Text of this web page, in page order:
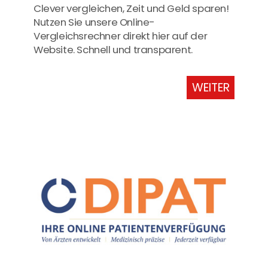
Clever vergleichen, Zeit und Geld sparen!
Nutzen Sie unsere Online-
Vergleichsrechner direkt hier auf der
Website. Schnell und transparent.
WEITER